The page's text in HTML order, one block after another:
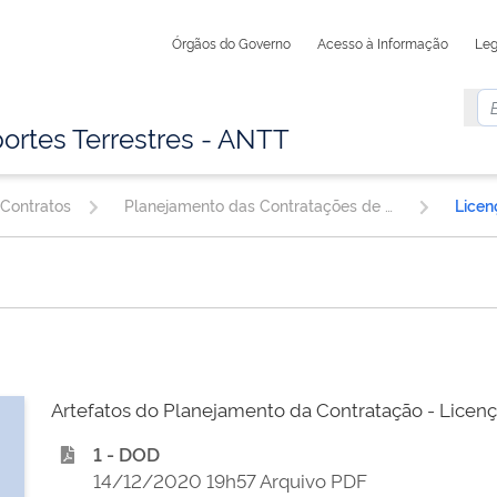
Órgãos do Governo Acesso à Informação
Terrestres - ANTT
Artefatos do Planejamento da Contratação -
1 - DOD
14/12/2020 19h57 Arquivo PDF